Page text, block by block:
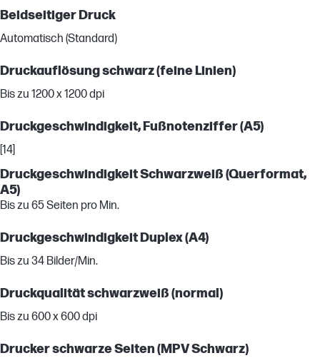
Beidseitiger Druck
Automatisch (Standard)
Druckauflösung schwarz (feine Linien)
Bis zu 1200 x 1200 dpi
Druckgeschwindigkeit, Fußnotenziffer (A5)
[14]
Druckgeschwindigkeit Schwarzweiß (Querformat,
A5)
Bis zu 65 Seiten pro Min.
Druckgeschwindigkeit Duplex (A4)
Bis zu 34 Bilder/Min.
Druckqualität schwarzweiß (normal)
Bis zu 600 x 600 dpi
Drucker schwarze Seiten (MPV Schwarz)